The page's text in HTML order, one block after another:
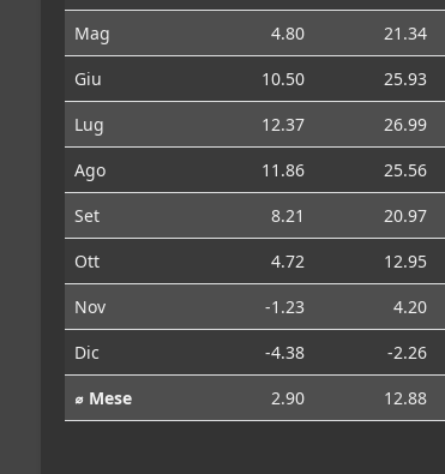
Mag
4.80 21.34
Giu
10.50 25.93
Lug
12.37 26.99
Ago
11.86 25.56
Set
8.21 20.97
Ott
4.72 12.95
Nov
-1.23 4.20
Dic
-4.38 -2.26
⌀ Mese
2.90 12.88